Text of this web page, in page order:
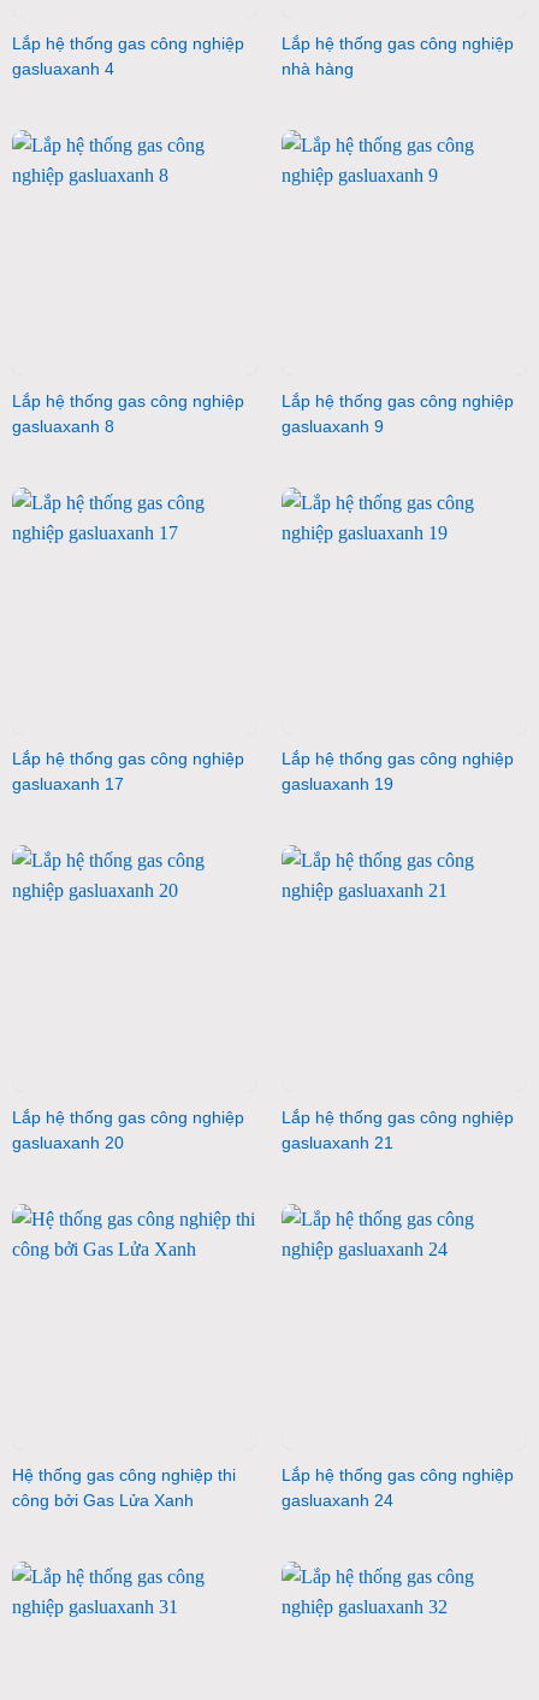
Lắp hệ thống gas công nghiệp
gasluaxanh 4
Lắp hệ thống gas công nghiệp
nhà hàng
Lắp hệ thống gas công nghiệp
gasluaxanh 8
Lắp hệ thống gas công nghiệp
gasluaxanh 9
Lắp hệ thống gas công nghiệp
gasluaxanh 17
Lắp hệ thống gas công nghiệp
gasluaxanh 19
Lắp hệ thống gas công nghiệp
gasluaxanh 20
Lắp hệ thống gas công nghiệp
gasluaxanh 21
Hệ thống gas công nghiệp thi
công bởi Gas Lửa Xanh
Lắp hệ thống gas công nghiệp
gasluaxanh 24